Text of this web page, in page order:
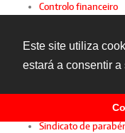
Este site utiliza
estará a consentir
Controlo financeiro
Valoriza a tua
A sustentabilidade
A mulher e o futebol
Gianni, FIFPro e FPF
Sindicato de